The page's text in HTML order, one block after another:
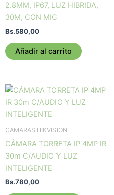
2.8MM, IP67, LUZ HIBRIDA,
30M, CON MIC
Bs.580,00
Añadir al carrito
CAMARAS HIKVISION
CÁMARA TORRETA IP 4MP IR
30m C/AUDIO Y LUZ
INTELIGENTE
Bs.780,00